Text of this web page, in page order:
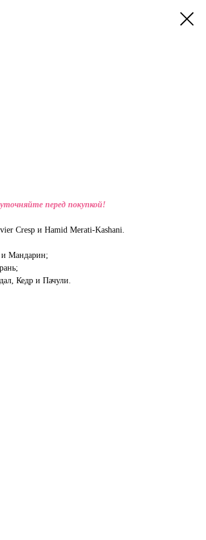
перед покупкой!
Cresp и Hamid Merati-Kashani.
и Мандарин;
Кедр и Пачули.